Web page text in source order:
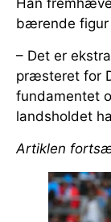
Han
bærende figur
– Det er
præsteret for
fundamentet
landsholdet
Artiklen